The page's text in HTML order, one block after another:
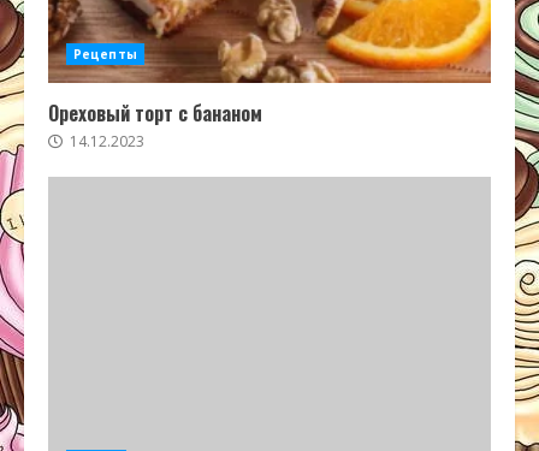
Рецепты
Ореховый торт с бананом
14.12.2023